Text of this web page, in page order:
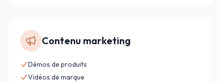
Contenu marketing
Démos de produits
Vidéos de marque